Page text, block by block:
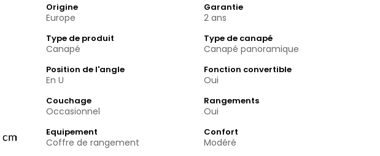
Origine
Europe
Garantie
2 ans
Type de produit
Canapé
Type de canapé
Canapé panoramique
Position de l'angle
En U
Fonction convertible
Oui
Couchage
Occasionnel
Rangements
Oui
Equipement
Coffre de rangement
Confort
Modéré